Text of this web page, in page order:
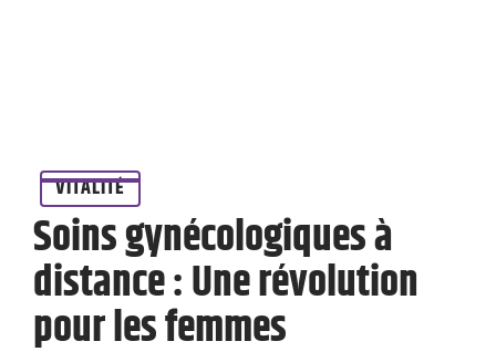
VITALITÉ
Soins gynécologiques à
distance : Une révolution
pour les femmes